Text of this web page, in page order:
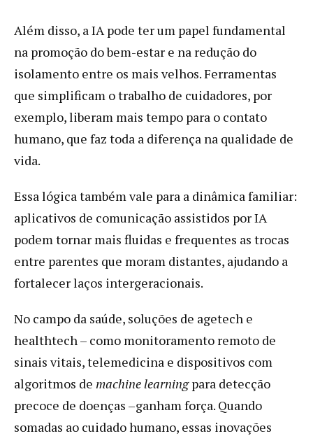
Além disso, a IA pode ter um papel fundamental
na promoção do bem-estar e na redução do
isolamento entre os mais velhos. Ferramentas
que simplificam o trabalho de cuidadores, por
exemplo, liberam mais tempo para o contato
humano, que faz toda a diferença na qualidade de
vida.
Essa lógica também vale para a dinâmica familiar:
aplicativos de comunicação assistidos por IA
podem tornar mais fluidas e frequentes as trocas
entre parentes que moram distantes, ajudando a
fortalecer laços intergeracionais.
No campo da saúde, soluções de agetech e
healthtech – como monitoramento remoto de
sinais vitais, telemedicina e dispositivos com
algoritmos de machine learningpara detecção
precoce de doenças –ganham força. Quando
somadas ao cuidado humano, essas inovações